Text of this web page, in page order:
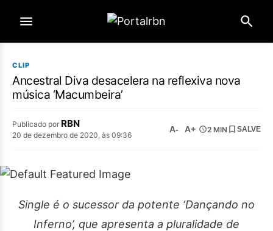
CLIP
Ancestral Diva desacelera na reflexiva nova
música ‘Macumbeira’
Publicado por RBN
20 de dezembro de 2020, às 09:36
A- A+ 2 MIN SALVE
Single é o sucessor da potente ‘Dançando no
Inferno’, que apresenta a pluralidade de